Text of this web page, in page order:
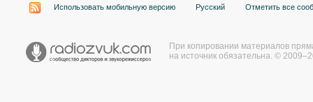
Использовать мобильную версию Русский Отметить все
При копировании материалов
на источник обязательна. ©